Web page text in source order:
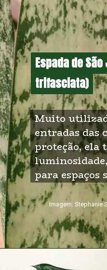
Espada de
trifasciata)
Espada de
trifasciata)
Muito
entradas das
proteção, ela
para espaços
Imagem: Stephanie